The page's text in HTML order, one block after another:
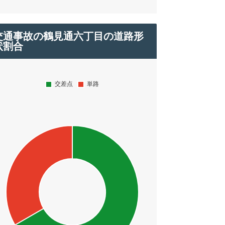
通事故の鶴見通六丁目の道路形
割合